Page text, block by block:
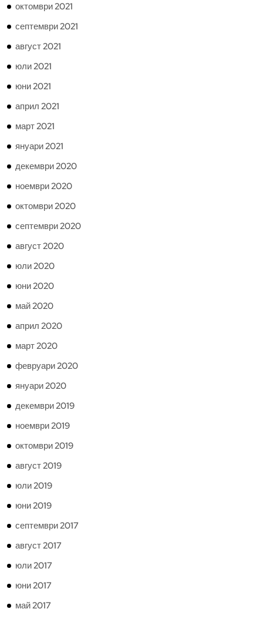
октомври 2021
септември 2021
август 2021
юли 2021
юни 2021
април 2021
март 2021
януари 2021
декември 2020
ноември 2020
октомври 2020
септември 2020
август 2020
юли 2020
юни 2020
май 2020
април 2020
март 2020
февруари 2020
януари 2020
декември 2019
ноември 2019
октомври 2019
август 2019
юли 2019
юни 2019
септември 2017
август 2017
юли 2017
юни 2017
май 2017